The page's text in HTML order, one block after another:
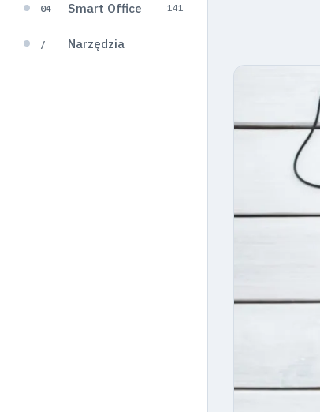
04 Smart Office 141
/ Narzędzia